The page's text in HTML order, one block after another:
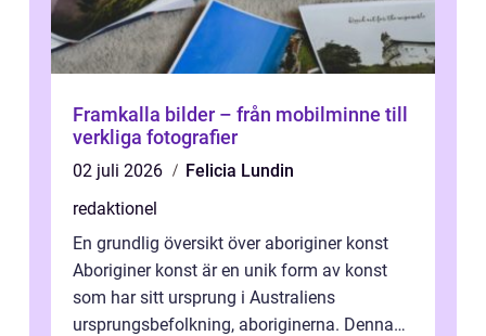
Framkalla bilder – från mobilminne till
verkliga fotografier
02 juli 2026
Felicia Lundin
redaktionel
En grundlig översikt över aboriginer konst
Aboriginer konst är en unik form av konst
som har sitt ursprung i Australiens
ursprungsbefolkning, aboriginerna. Denna